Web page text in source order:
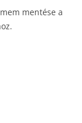
mentése a